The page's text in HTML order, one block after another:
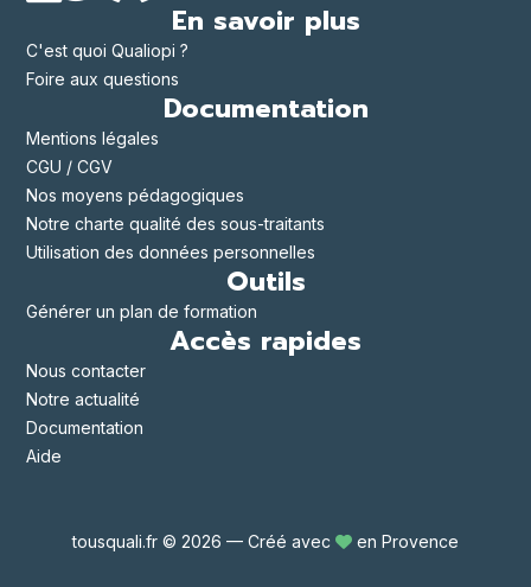
En savoir plus
C'est quoi Qualiopi ?
Foire aux questions
Documentation
Mentions légales
CGU / CGV
Nos moyens pédagogiques
Notre charte qualité des sous-traitants
Utilisation des données personnelles
Outils
Générer un plan de formation
Accès rapides
Nous contacter
Notre actualité
Documentation
Aide
tousquali.fr © 2026 — Créé avec en Provence